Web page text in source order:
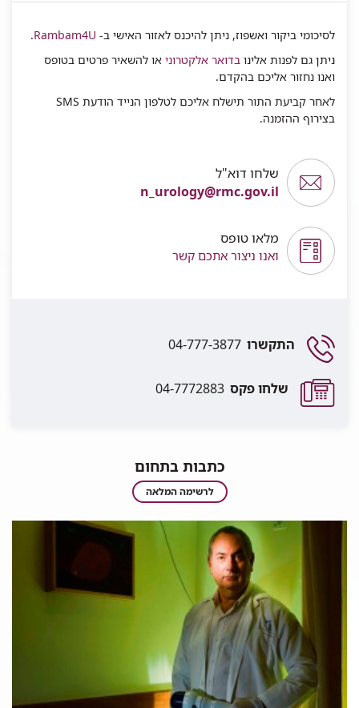
לסיכומי ביקור ואשפוז, ניתן להיכנס לאזור האישי ב- Rambam4U
.
ניתן גם לפנות אלינו בדואר אלקטרוני או להשאיר פרטים בטופס
ואנו נחזור אליכם בהקדם.
לאחר קביעת התור תישלח אליכם לטלפון הנייד הודעת SMS
בצירוף ההזמנה.
שלחו דוא"ל
n_urology@rmc.gov.il
מלאו טופס
ואנו ניצור אתכם קשר
התקשרו 04-777-3877
שלחו פקס 04-7772883
כתבות בתחום
כתבות
בתחום
לרשימה המלאה